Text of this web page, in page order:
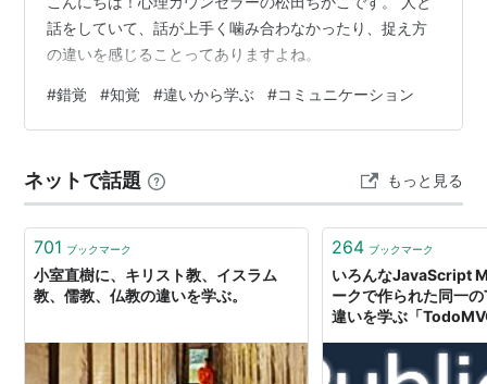
話をしていて、話が上手く噛み合わなかったり、捉え方
の違いを感じることってありますよね。
#錯覚 #知覚 #違いから学ぶ #コミュニケーション
ネットで話題 もっと見る
701 ブックマーク
小室直樹に、キリスト教、イスラム
教、儒教、仏教の違いを学ぶ。
264 ブックマーク
いろんなJavaScript
ークで作られた同一
違いを学ぶ「